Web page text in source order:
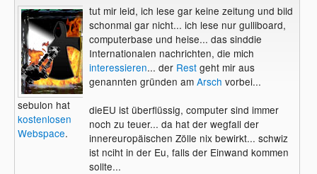
sebulon hat
kostenlosen
Webspace.
tut mir leid, ich lese gar keine zeitung und bild
schonmal gar nicht... ich lese nur gulliboard,
computerbase und heise... das sinddie
Internationalen nachrichten, die mich
interessieren... der Restgeht mir aus
genannten gründen am Arsch vorbei...
dieEU ist überflüssig, computer sind immer
noch zu teuer... da hat der wegfall der
innereuropäischen Zölle nix bewirkt... schwiz
ist nciht in der Eu, falls der Einwand kommen
sollte...